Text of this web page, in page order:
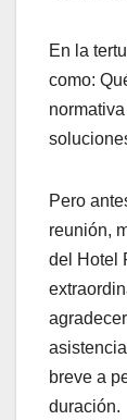
En la
como:
Pero
reunión,
del Hotel
breve a
duración.